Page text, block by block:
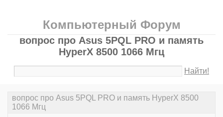
Компьютерный Форум
вопрос про Asus 5PQL PRO и память
HyperX 8500 1066 Мгц
Найти!
вопрос про Asus 5PQL PRO и память HyperX 8500
1066 Мгц